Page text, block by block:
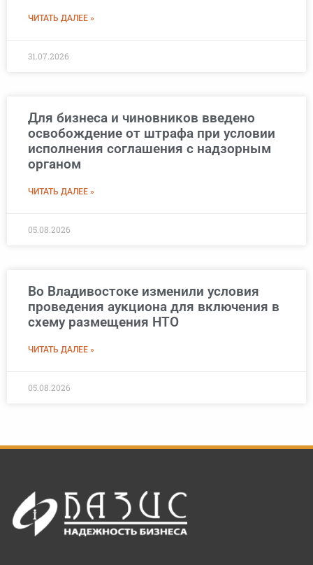
ЧИТАТЬ ДАЛЕЕ »
31.07.2026
Для бизнеса и чиновников введено
освобождение от штрафа при условии
исполнения соглашения с надзорным
органом
ЧИТАТЬ ДАЛЕЕ »
05.08.2026
Во Владивостоке изменили условия
проведения аукциона для включения в
схему размещения НТО
ЧИТАТЬ ДАЛЕЕ »
05.08.2026